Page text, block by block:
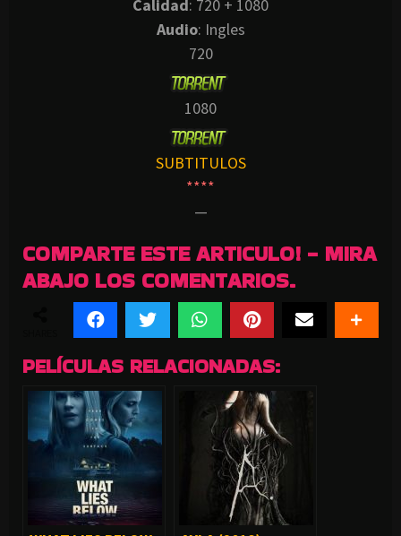
Calidad: 720 + 1080
Audio: Ingles
720
1080
SUBTITULOS
****
—
COMPARTE ESTE ARTICULO! - MIRA
ABAJO LOS COMENTARIOS.
PELÍCULAS RELACIONADAS: